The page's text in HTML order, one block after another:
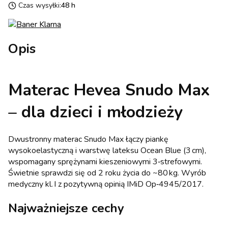
Czas wysyłki:48 h
Opis
Materac Hevea Snudo Max
– dla dzieci i młodzieży
Dwustronny materac Snudo Max łączy piankę
wysokoelastyczną i warstwę lateksu Ocean Blue (3 cm),
wspomagany sprężynami kieszeniowymi 3‑strefowymi.
Świetnie sprawdzi się od 2 roku życia do ~80 kg. Wyrób
medyczny kl. I z pozytywną opinią IMiD Op‑4945/2017.
Najważniejsze cechy